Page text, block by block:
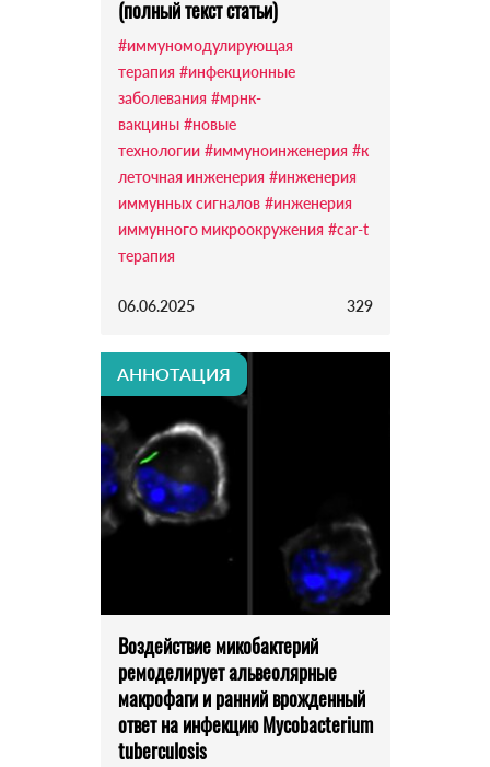
(полный текст статьи)
#иммуномодулирующая
терапия #инфекционные
заболевания #мрнк-
вакцины #новые
технологии #иммуноинженерия #к
леточная инженерия #инженерия
иммунных сигналов #инженерия
иммунного микроокружения #car-t
терапия
06.06.2025 329
АННОТАЦИЯ
Воздействие микобактерий
ремоделирует альвеолярные
макрофаги и ранний врожденный
ответ на инфекцию Mycobacterium
tuberculosis